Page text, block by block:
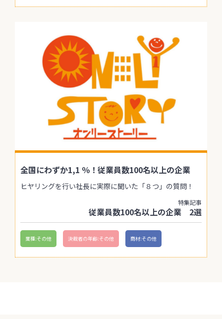
全国にわずか1,1 ％！従業員数100名以上の企業
ヒヤリングを行い社長に実際に聞いた「８つ」の質問！
特集記事
従業員数100名以上の企業 2選
業種:その他 決裁者の年齢:その他 商材:その他